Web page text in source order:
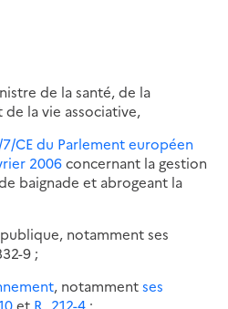
de la santé, de la
la vie associative,
CE du Parlement européen
2006concernant la gestion
baignade et abrogeant la
notamment ses
9 ;
, notammentses
et R. 212-4 ;